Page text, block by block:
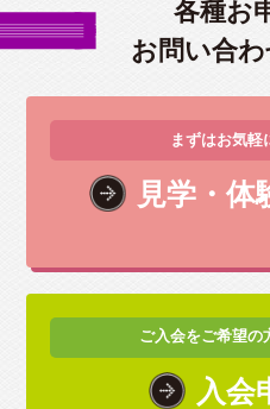
各種お
お問い合
まずはお気軽
見学・体
ご入会をご希望の
入会